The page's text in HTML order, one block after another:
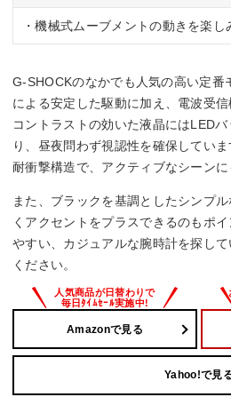
・機械式ムーブメントの動きを楽し
G-SHOCKのなかでも人気の高い定番
による安定した駆動に加え、電波受信
コントラストの効いた液晶にはLED
り、昼夜問わず視認性を確保してい
耐衝撃構造で、アクティブなシーンに
また、ブラックを基調としたシンプ
くアクセントをプラスできるのもポ
やすい、カジュアルな腕時計を探し
ください。
Amazonで見る
Yahoo!で見